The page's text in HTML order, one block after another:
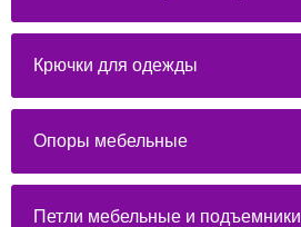
Крючки для одежды
Опоры мебельные
Петли мебельные и подъемники